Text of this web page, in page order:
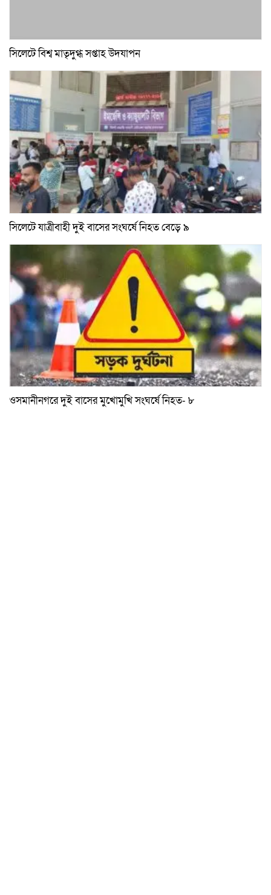
সিলেটে বিশ্ব মাতৃদুগ্ধ সপ্তাহ উদযাপন
সিলেটে যাত্রীবাহী দুই বাসের সংঘর্ষে নিহত বেড়ে ৯
ওসমানীনগরে দুই বাসের মুখোমুখি সংঘর্ষে নিহত- ৮